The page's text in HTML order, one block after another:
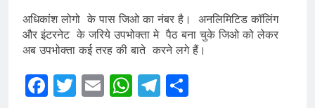
अधिकांश लोगो के पास जिओ का नंबर है। अनलिमिटिड कॉलिंग
और इंटरनेट के जरिये उपभोक्ता मे पैठ बना चुके जिओ को लेकर
अब उपभोक्ता कई तरह की बाते करने लगे हैं।
Facebook
Twitter
EmailWhatsApp
Telegram